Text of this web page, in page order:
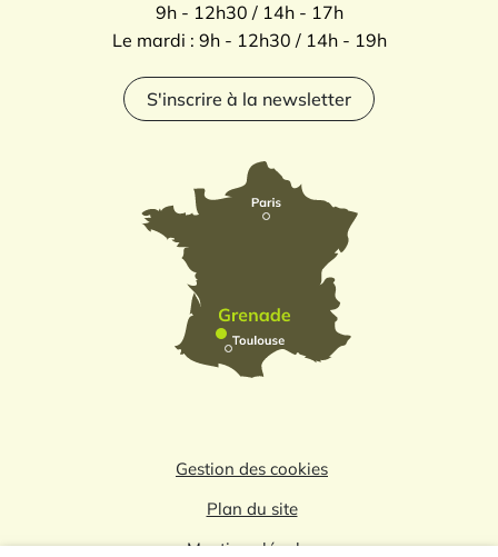
9h - 12h30 / 14h - 17h
Le mardi : 9h - 12h30 / 14h - 19h
S'inscrire à la newsletter
Gestion des cookies
Plan du site
Mentions légales